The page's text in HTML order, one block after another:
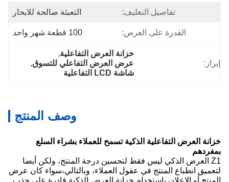
تفاصيل التغليف: التعبئة صالحة للابحار
القدرة على العرض: 100 قطعة شهر واحد
إبراز:
خزانة العرض التفاعلية,
عرض العرض التفاعلي للتسوق,
شاشة LCD التفاعلية
وصف المنتج
خزانة العرض التفاعلية الذكية تسمح للعملاء بشراء السلع
بمفردهم
Z1 العرض الذكي ليس فقط لتحسين درجة المنتج، ولكن أيضا
لتعميق انطباع المنتج في عقول العملاء، وبالتالي،سواء كان عرض
المنتج أو الإعلان باستخدام خزانة العرض الذكية قادرة على جذب